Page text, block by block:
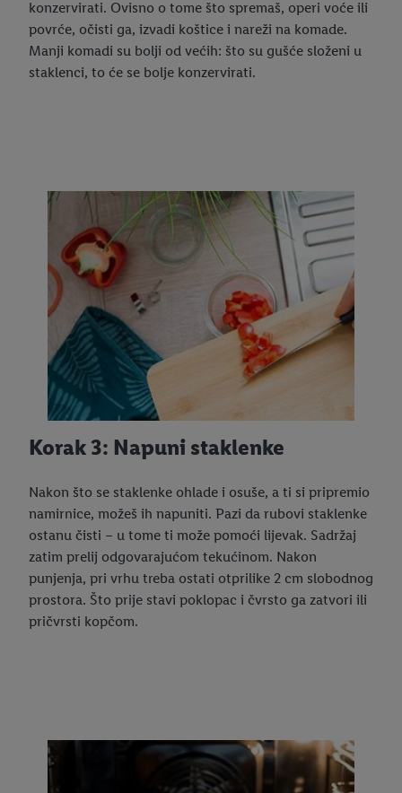
konzervirati. Ovisno o tome što spremaš, operi voće ili
povrće, očisti ga, izvadi koštice i nareži na komade.
Manji komadi su bolji od većih: što su gušće složeni u
staklenci, to će se bolje konzervirati.
Korak 3: Napuni staklenke
Nakon što se staklenke ohlade i osuše, a ti si pripremio
namirnice, možeš ih napuniti. Pazi da rubovi staklenke
ostanu čisti – u tome ti može pomoći lijevak. Sadržaj
zatim prelij odgovarajućom tekućinom. Nakon
punjenja, pri vrhu treba ostati otprilike 2 cm slobodnog
prostora. Što prije stavi poklopac i čvrsto ga zatvori ili
pričvrsti kopčom.